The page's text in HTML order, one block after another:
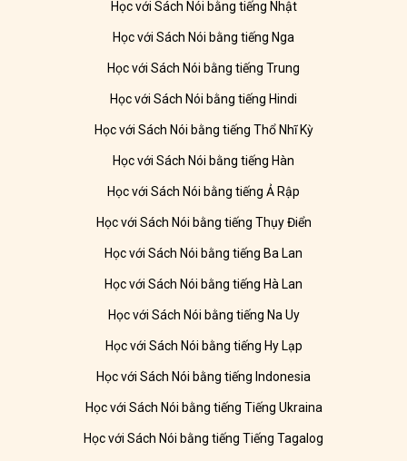
Học với Sách Nói bằng tiếng Nhật
Học với Sách Nói bằng tiếng Nga
Học với Sách Nói bằng tiếng Trung
Học với Sách Nói bằng tiếng Hindi
Học với Sách Nói bằng tiếng Thổ Nhĩ Kỳ
Học với Sách Nói bằng tiếng Hàn
Học với Sách Nói bằng tiếng Ả Rập
Học với Sách Nói bằng tiếng Thụy Điển
Học với Sách Nói bằng tiếng Ba Lan
Học với Sách Nói bằng tiếng Hà Lan
Học với Sách Nói bằng tiếng Na Uy
Học với Sách Nói bằng tiếng Hy Lạp
Học với Sách Nói bằng tiếng Indonesia
Học với Sách Nói bằng tiếng Tiếng Ukraina
Học với Sách Nói bằng tiếng Tiếng Tagalog